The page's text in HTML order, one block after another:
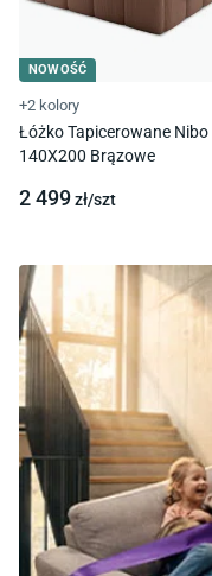
NOWOŚĆ
+2 kolory
Łóżko Tapicerowane Nibo
140X200 Brązowe
2 499zł/szt